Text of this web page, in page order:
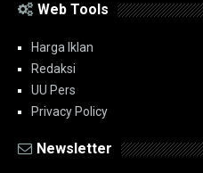
Web Tools
Harga Iklan
Redaksi
UU Pers
Privacy Policy
Newsletter